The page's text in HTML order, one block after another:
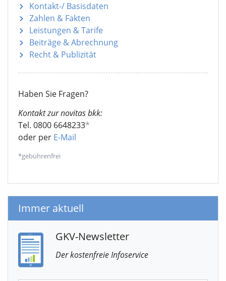
Kontakt-/ Basisdaten
Zahlen & Fakten
Leistungen & Tarife
Beiträge & Abrechnung
Recht & Publizität
Haben Sie Fragen?
Kontakt zur novitas bkk:
Tel. 0800 6648233*
oder per E-Mail
*gebührenfrei
Immer aktuell
GKV-Newsletter
Der kostenfreie Infoservice